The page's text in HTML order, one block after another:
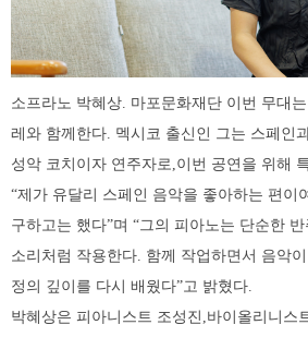
소프라노 박혜상. 마포문화재단 이번 무대
레와 함께한다. 멕시코 출신인 그는 스페인
성악 코치이자 연주자로,이번 공연을 위해
“제가 유달리 스페인 음악을 좋아하는 편이
구하고는 했다”며 “그의 피아노는 단순한
소리처럼 작용한다. 함께 작업하면서 음악
정의 깊이를 다시 배웠다”고 밝혔다.
박혜상은 피아니스트 조성진,바이올리니스